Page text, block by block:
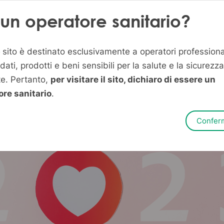
porte ed è molto importante essere
secondo gli esperti, i 15 temi più
i cambiamenti più rilevanti in tema
i 15 trend più importanti del settore
operatore sanitario?
sito è destinato esclusivamente a operatori
prodotti e beni sensibili per la salute e la
Pertanto, per visitare il sito, dichiaro di essere un
sanitario.